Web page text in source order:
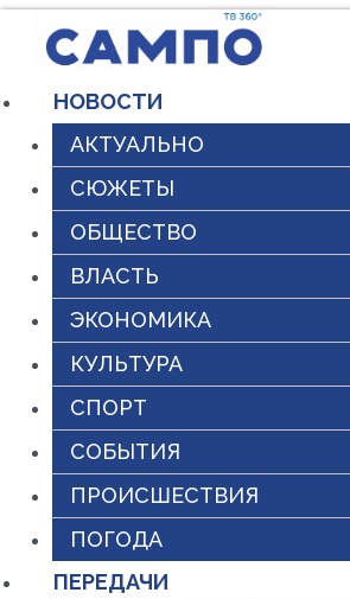
Перейти
содержимому
НОВОСТИ
АКТУАЛЬНО
СЮЖЕТЫ
ОБЩЕСТВО
ВЛАСТЬ
ЭКОНОМИКА
КУЛЬТУРА
СПОРТ
СОБЫТИЯ
ПРОИСШЕСТВИЯ
ПОГОДА
ПЕРЕДАЧИ